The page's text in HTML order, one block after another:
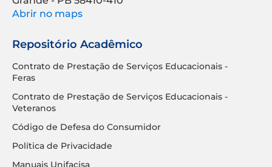
Abrir no maps
Repositório Acadêmico
Contrato de Prestação de Serviços Educacionais -
Feras
Contrato de Prestação de Serviços Educacionais -
Veteranos
Código de Defesa do Consumidor
Política de Privacidade
Manuais Unifacisa